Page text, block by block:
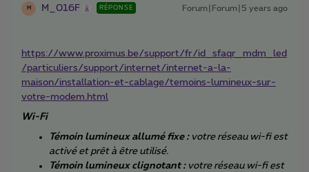
M M_016F RÉPONSE Forum|Forum|5 years ago
https://www.proximus.be/support/fr/id_sfaqr_mdm_led
/particuliers/support/internet/internet-a-la-
maison/installation-et-cablage/temoins-lumineux-sur-
votre-modem.html
Wi-Fi
Témoin lumineux allumé fixe :votre réseau wi-fi est
activé et prêt à être utilisé.
Témoin lumineux clignotant : votre réseau wi-fi est